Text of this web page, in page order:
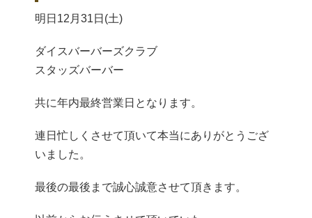
明日12月31日(土)
ダイスバーバーズクラブ
スタッズバーバー
共に年内最終営業日となります。
連日忙しくさせて頂いて本当にありがとうござ
いました。
最後の最後まで誠心誠意させて頂きます。